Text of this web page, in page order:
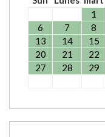
1
6
7 8
13
14 15
20
21 22
27
28 29